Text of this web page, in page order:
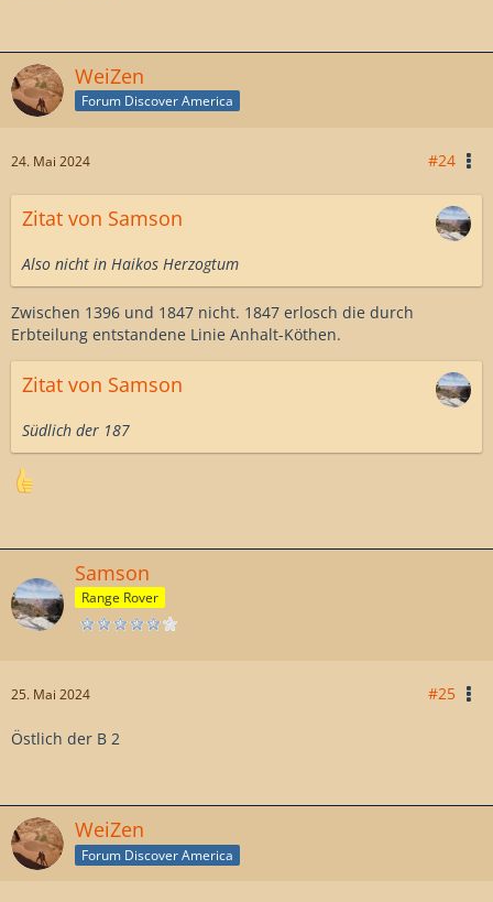
WeiZen
Forum Discover America
24. Mai 2024 #24
Zitat von Samson
Also nicht in Haikos Herzogtum
Zwischen 1396 und 1847 nicht. 1847 erlosch die durch
Erbteilung entstandene Linie Anhalt-Köthen.
Zitat von Samson
Südlich der 187
Samson
Range Rover
25. Mai 2024 #25
Östlich der B 2
WeiZen
Forum Discover America